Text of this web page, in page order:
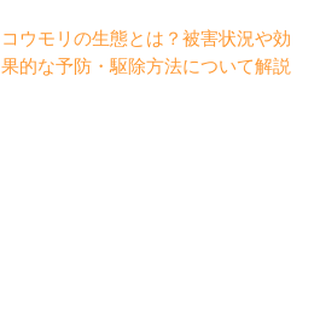
コウモリの生態とは？被害状況や効
果的な予防・駆除方法について解説